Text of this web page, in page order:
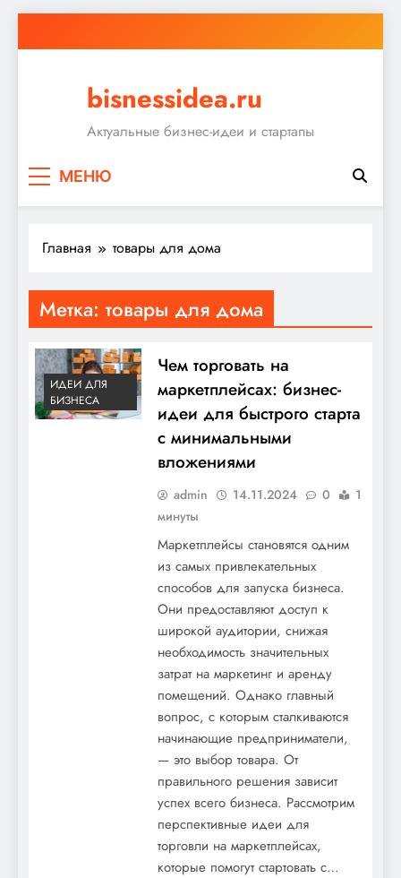
к
bisnessidea.ru
Актуальные бизнес-идеи и стартапы
МЕНЮ
Главная товары для дома
Метка: товары для дома
ИДЕИ ДЛЯ
БИЗНЕСА
Чем торговать на
маркетплейсах: бизнес-
идеи для быстрого старта
с минимальными
вложениями
admin 14.11.2024 0
1
минуты
Маркетплейсы становятся одним
из самых привлекательных
способов для запуска бизнеса.
Они предоставляют доступ к
широкой аудитории, снижая
необходимость значительных
затрат на маркетинг и аренду
помещений. Однако главный
вопрос, с которым сталкиваются
начинающие предприниматели,
— это выбор товара. От
правильного решения зависит
успех всего бизнеса. Рассмотрим
перспективные идеи для
торговли на маркетплейсах,
которые помогут стартовать с…